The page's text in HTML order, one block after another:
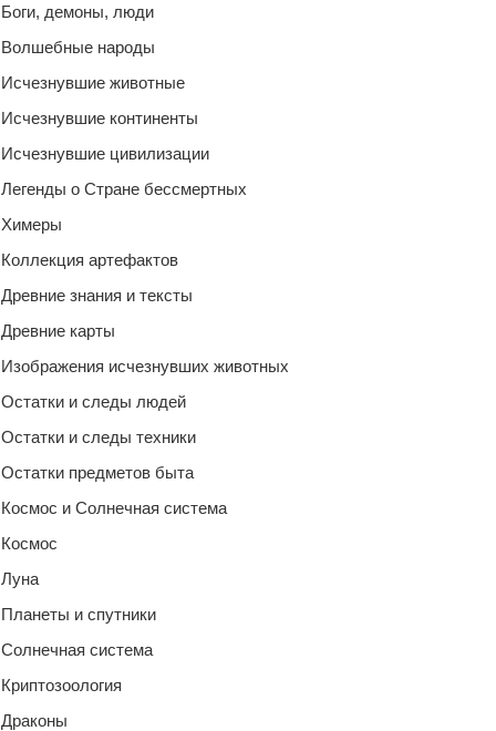
Боги, демоны, люди
Волшебные народы
Исчезнувшие животные
Исчезнувшие континенты
Исчезнувшие цивилизации
Легенды о Стране бессмертных
Химеры
Коллекция артефактов
Древние знания и тексты
Древние карты
Изображения исчезнувших животных
Остатки и следы людей
Остатки и следы техники
Остатки предметов быта
Космос и Солнечная система
Космос
Луна
Планеты и спутники
Солнечная система
Криптозоология
Драконы